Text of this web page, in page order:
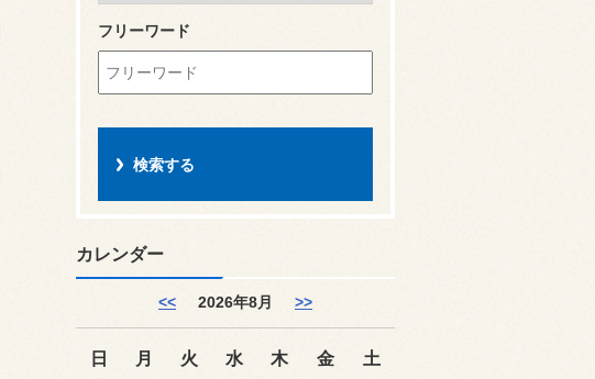
フリーワード
カレンダー
<< 2026年8月 >>
日 月 火 水 木 金
土